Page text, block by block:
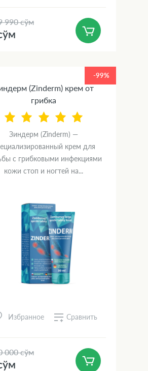
990 сўм
-99%
(Zinderm) крем от
грибка
Зиндерм (Zinderm) —
крем для
с грибковыми инфекциями
кожи стоп и ногтей на...
Избранное Сравнить
000 сўм